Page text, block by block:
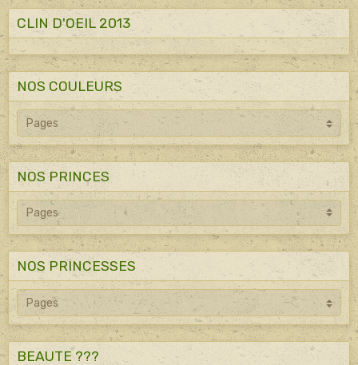
CLIN D'OEIL 2013
NOS COULEURS
NOS PRINCES
NOS PRINCESSES
BEAUTE ???